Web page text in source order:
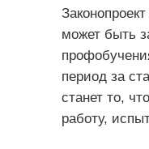
может быть
период за
станет то,
работу,